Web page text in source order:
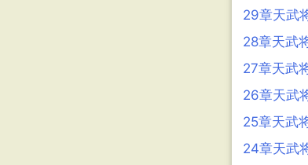
29章天武
28章天武
27章天武
26章天武
25章天武
24章天武